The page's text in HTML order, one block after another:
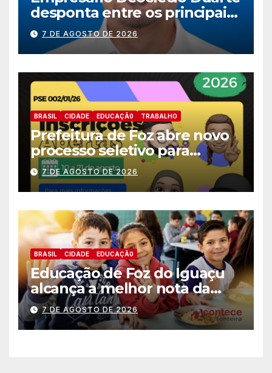
desponta entre os principais
nomes do União Brasil para
deputado estadual
7 DE AGOSTO DE 2026
BRASIL CIDADE EDUCAÇÃ0 TRABALHO
Prefeitura de Foz abre novo
processo seletivo para
estagiários
7 DE AGOSTO DE 2026
BRASIL CIDADE EDUCAÇÃ0
Educação de Foz do Iguaçu
alcança a melhor nota da
história no IDEB
7 DE AGOSTO DE 2026